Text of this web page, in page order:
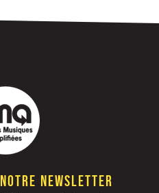
notre newsletter